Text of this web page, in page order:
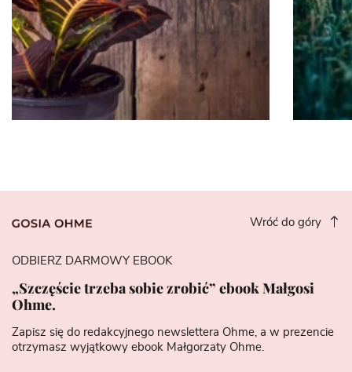
Wróć do góry
ODBIERZ DARMOWY EBOOK
„Szczęście trzeba sobie zrobić” ebook Małgosi
Ohme.
Zapisz się do redakcyjnego newslettera Ohme, a w prezencie
otrzymasz wyjątkowy ebook Małgorzaty Ohme.